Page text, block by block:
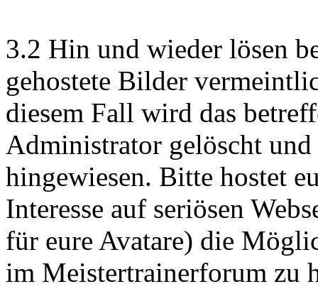
3.2 Hin und wieder lösen
gehostete Bilder
diesem Fall wird das
Administrator gelöscht und
hingewiesen. Bitte hostet
Interesse auf seriösen
für eure Avatare) die
im Meistertrainerforum zu